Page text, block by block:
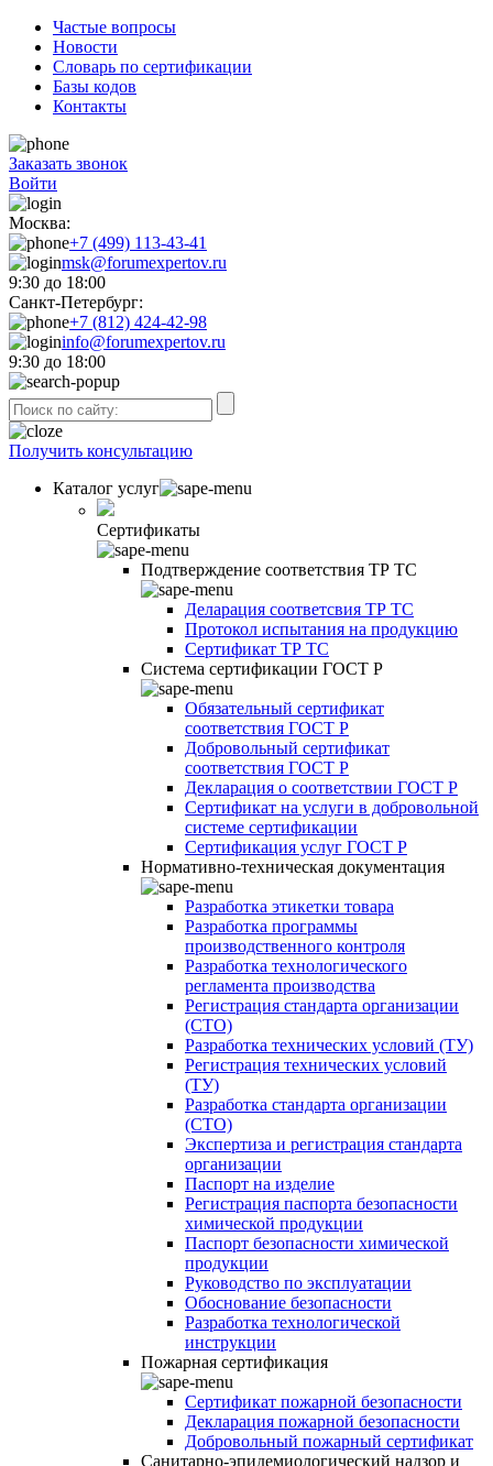
Частые вопросы
Новости
Словарь по сертификации
Базы кодов
Контакты
Заказать звонок
Войти
Москва:
+7 (499) 113-43-41
msk@forumexpertov.ru
9:30 до 18:00
Санкт-Петербург:
+7 (812) 424-42-98
info@forumexpertov.ru
9:30 до 18:00
Получить консультацию
Каталог услуг
Сертификаты
Подтверждение соответствия ТР ТС
Деларация соответсвия ТР ТС
Протокол испытания на продукцию
Сертификат ТР ТС
Система сертификации ГОСТ Р
Обязательный сертификат
соответствия ГОСТ Р
Добровольный сертификат
соответствия ГОСТ Р
Декларация о соответствии ГОСТ Р
Сертификат на услуги в добровольной
системе сертификации
Сертификация услуг ГОСТ Р
Нормативно-техническая документация
Разработка этикетки товара
Разработка программы
производственного контроля
Разработка технологического
регламента производства
Регистрация стандарта организации
(СТО)
Разработка технических условий (ТУ)
Регистрация технических условий
(ТУ)
Разработка стандарта организации
(СТО)
Экспертиза и регистрация стандарта
организации
Паспорт на изделие
Регистрация паспорта безопасности
химической продукции
Паспорт безопасности химической
продукции
Руководство по эксплуатации
Обоснование безопасности
Разработка технологической
инструкции
Пожарная сертификация
Сертификат пожарной безопасности
Декларация пожарной безопасности
Добровольный пожарный сертификат
Санитарно-эпидемиологический надзор и